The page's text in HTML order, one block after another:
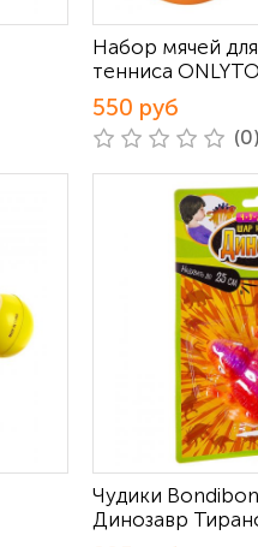
Набор мячей
тенниса
550 руб
Чудики
Динозавр